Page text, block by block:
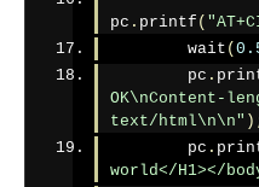
pc . printf (
        wait
(
        pc
.
OK\nContent-
text/html\n\n"
        pc
.
world</H1></